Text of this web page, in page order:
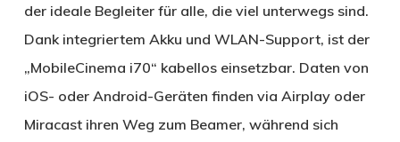
der ideale Begleiter für alle, die viel unterwegs sind.
Dank integriertem Akku und WLAN-Support, ist der
„MobileCinema i70“ kabellos einsetzbar. Daten von
iOS- oder Android-Geräten finden via Airplay oder
Miracast ihren Weg zum Beamer, während sich